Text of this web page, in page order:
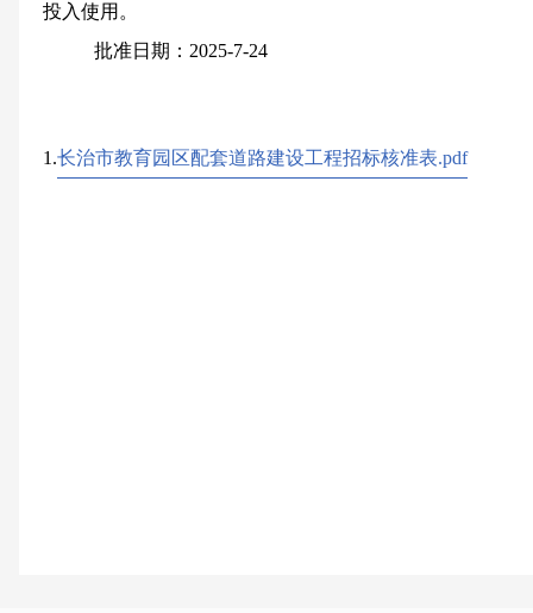
投入使用。
批准日期：2025-7-24
1.长治市教育园区配套道路建设工程招标核准表.pdf